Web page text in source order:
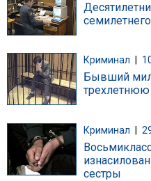
Криминал
Бывший
Криминал |
сестры